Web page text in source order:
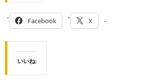
Facebook X
いいね: